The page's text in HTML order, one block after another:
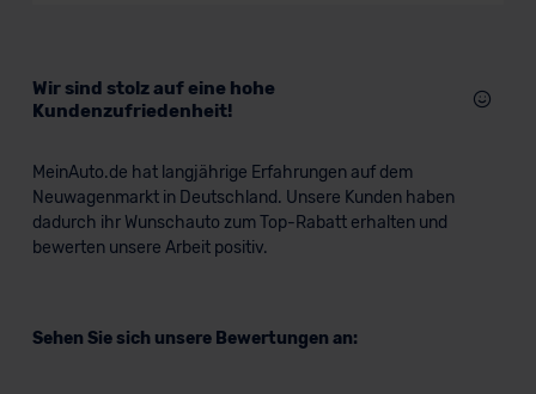
Wir sind stolz auf eine hohe
Kundenzufriedenheit!
MeinAuto.de hat langjährige Erfahrungen auf dem
Neuwagenmarkt in Deutschland. Unsere Kunden haben
dadurch ihr Wunschauto zum Top-Rabatt erhalten und
bewerten unsere Arbeit positiv.
Sehen Sie sich unsere Bewertungen an: